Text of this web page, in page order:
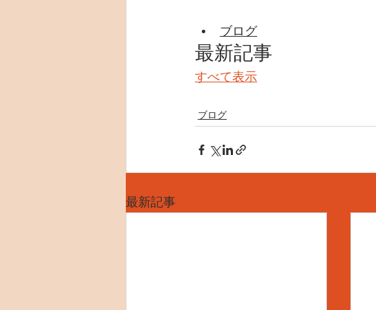
ブログ
最新記事
すべて表示
ブログ
最新記事